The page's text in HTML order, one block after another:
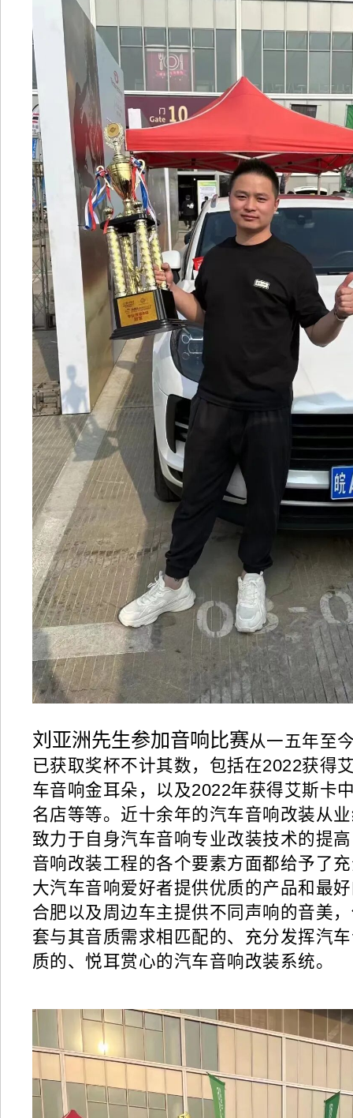
刘亚洲先生参加音响比赛从一五年至
已获取奖杯不计其数， 包括在2022获得
车音响金耳朵，以及2022年获得艾斯卡
名店等等。近十余年的汽车音响改装从
致力于自身汽车音响专业改装技术的提
音响改装工程的各个要素方面都给予了
大汽车音响爱好者提供优质的产品和最
合肥以及周边车主提供不同声响的音美
套与其音质需求相匹配的、充分发挥汽
质的、悦耳赏心的汽车音响改装系统。